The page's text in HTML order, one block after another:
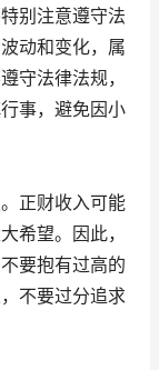
别注意遵守法
动和变化，属
守法律法规，
事，避免因小
正财收入可能
希望。因此，
要抱有过高的
不要过分追求